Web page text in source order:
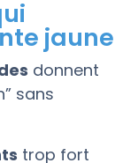
jaune
donnent
sans
trop fort